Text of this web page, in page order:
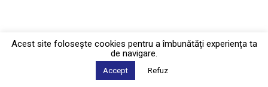
Acest site foloseşte cookies pentru a îmbunătăți experiența ta
de navigare.
Accept Refuz